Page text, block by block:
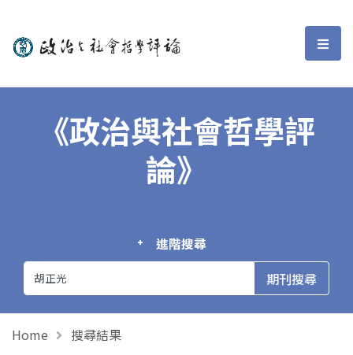
政治與社會哲學評論 選
《政治與社會哲學評
論》
進階搜尋
Home 搜尋結果